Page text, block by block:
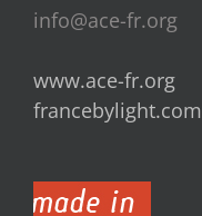
info@ace-fr.org
www.ace-fr.org
francebylight.com